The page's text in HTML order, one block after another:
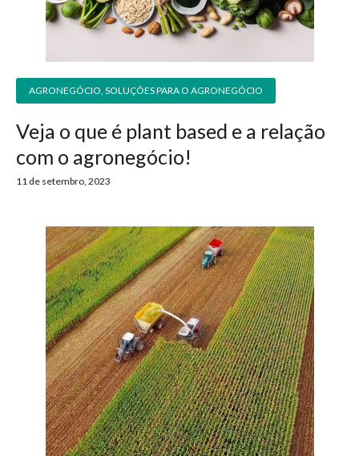
AGRONEGÓCIO SOLUÇÕES PARA O AGRONEGÓCIO
Veja o que é plant based e a relação
com o agronegócio!
11 de setembro, 2023